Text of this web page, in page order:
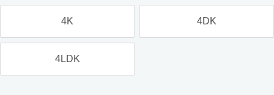
4K 4DK
4LDK